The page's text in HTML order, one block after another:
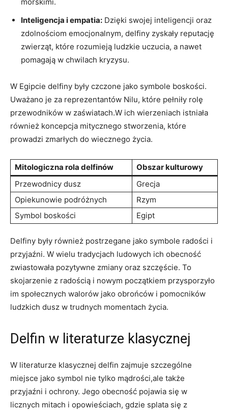
Inteligencja i empatia: Dzięki swojej inteligencji oraz
zdolnościom emocjonalnym, delfiny zyskały reputację
zwierząt, które rozumieją ludzkie uczucia, a nawet
pomagają w chwilach kryzysu.
W Egipcie delfiny były czczone jako symbole boskości.
Uważano je za reprezentantów Nilu, które pełniły rolę
przewodników w zaświatach.W ich wierzeniach istniała
również koncepcja mitycznego stworzenia, które
prowadzi zmarłych do wiecznego życia.
Mitologiczna rola delfinów
Obszar kulturowy
Przewodnicy dusz
Grecja
Opiekunowie podróżnych
Rzym
Symbol boskości
Egipt
Delfiny były również postrzegane jako symbole radości i
przyjaźni. W wielu tradycjach ludowych ich obecność
zwiastowała pozytywne zmiany oraz szczęście. To
skojarzenie z radością i nowym początkiem przysporzyło
im społecznych walorów jako obrońców i pomocników
ludzkich dusz w trudnych momentach życia.
Delfin w literaturze klasycznej
W literaturze klasycznej delfin zajmuje szczególne
miejsce jako symbol nie tylko mądrości,ale także
przyjaźni i ochrony. Jego obecność pojawia się w
licznych mitach i opowieściach, gdzie splata się z